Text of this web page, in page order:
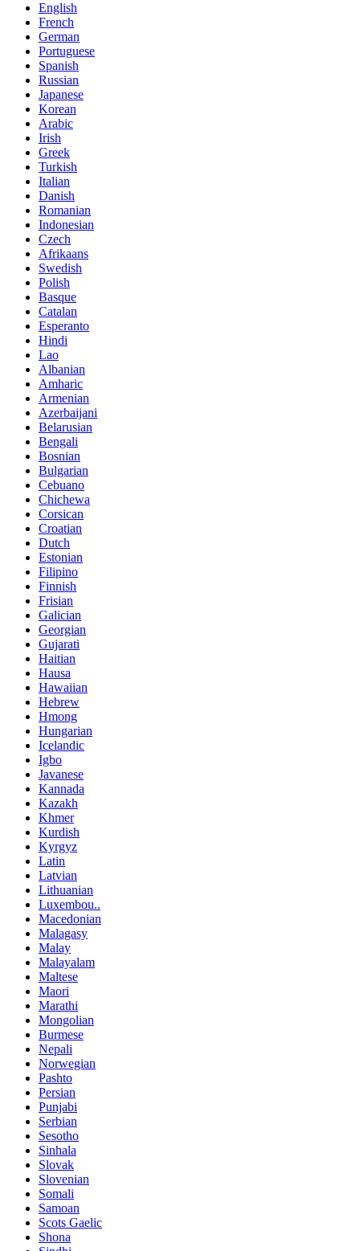
English
French
German
Portuguese
Spanish
Russian
Japanese
Korean
Arabic
Irish
Greek
Turkish
Italian
Danish
Romanian
Indonesian
Czech
Afrikaans
Swedish
Polish
Basque
Catalan
Esperanto
Hindi
Lao
Albanian
Amharic
Armenian
Azerbaijani
Belarusian
Bengali
Bosnian
Bulgarian
Cebuano
Chichewa
Corsican
Croatian
Dutch
Estonian
Filipino
Finnish
Frisian
Galician
Georgian
Gujarati
Haitian
Hausa
Hawaiian
Hebrew
Hmong
Hungarian
Icelandic
Igbo
Javanese
Kannada
Kazakh
Khmer
Kurdish
Kyrgyz
Latin
Latvian
Lithuanian
Luxembou..
Macedonian
Malagasy
Malay
Malayalam
Maltese
Maori
Marathi
Mongolian
Burmese
Nepali
Norwegian
Pashto
Persian
Punjabi
Serbian
Sesotho
Sinhala
Slovak
Slovenian
Somali
Samoan
Scots Gaelic
Shona